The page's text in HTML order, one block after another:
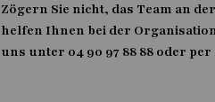
Zögern Sie nicht, das Team an
helfen Ihnen bei der
uns unter 04 90 97 88 88 oder